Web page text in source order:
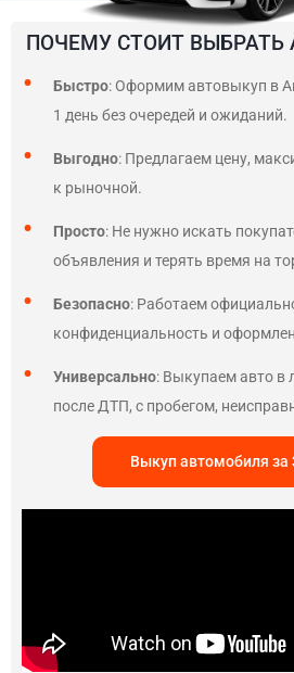
ПОЧЕМУ СТОИТ ВЫБРАТЬ
Быстро: Оформим автовыкуп в
1 день без очередей и ожиданий.
Выгодно: Предлагаем цену,
к рыночной.
Просто: Не нужно искать
объявления и терять время на
Безопасно: Работаем
конфиденциальность и
Универсально: Выкупаем авто в
после ДТП, с пробегом,
Выкуп автомобиля за